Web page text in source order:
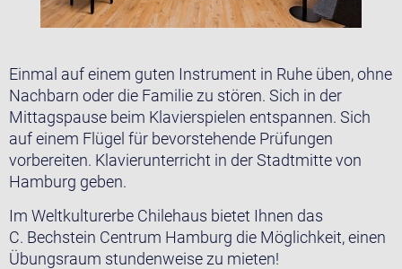
Einmal auf einem guten Instrument in Ruhe üben, ohne
Nachbarn oder die Familie zu stören. Sich in der
Mittagspause beim Klavierspielen entspannen. Sich
auf einem Flügel für bevorstehende Prüfungen
vorbereiten. Klavierunterricht in der Stadtmitte von
Hamburg geben.
Im Weltkulturerbe Chilehaus bietet Ihnen das
C. Bechstein Centrum Hamburg die Möglichkeit, einen
Übungsraum stundenweise zu mieten!